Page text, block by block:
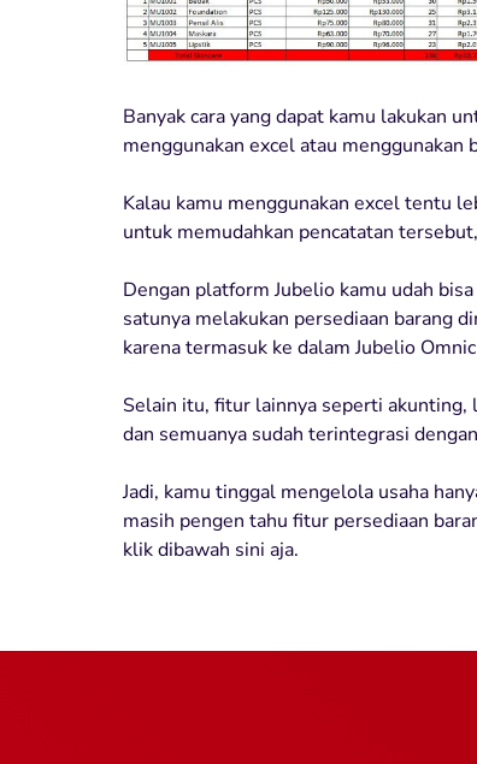
Banyak cara yang dapat kamu lakukan
menggunakan excel atau menggunakan
Kalau kamu menggunakan excel tentu
untuk memudahkan pencatatan
Dengan platform Jubelio kamu udah
satunya melakukan persediaan barang
karena termasuk ke dalam Jubelio
Selain itu, fitur lainnya seperti akunting,
dan semuanya sudah terintegrasi
Jadi, kamu tinggal mengelola usaha
masih pengen tahu fitur persediaan
klik dibawah sini aja.